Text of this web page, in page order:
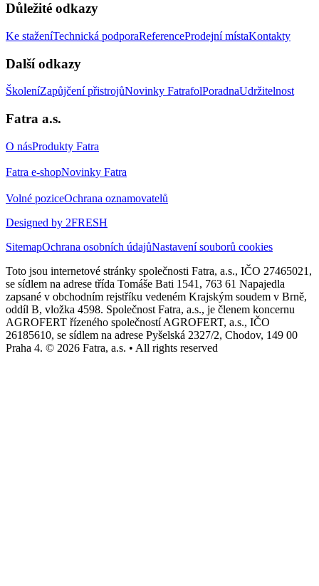
Důležité odkazy
Ke staženíTechnická podporaReferenceProdejní místaKontakty
Další odkazy
ŠkoleníZapůjčení přistrojůNovinky FatrafolPoradnaUdržitelnost
Fatra a.s.
O násProdukty Fatra
Fatra e-shopNovinky Fatra
Volné poziceOchrana oznamovatelů
Designed by 2FRESH
SitemapOchrana osobních údajůNastavení souborů cookies
Toto jsou internetové stránky společnosti Fatra, a.s., IČO 27465021,
se sídlem na adrese třída Tomáše Bati 1541, 763 61 Napajedla
zapsané v obchodním rejstříku vedeném Krajským soudem v Brně,
oddíl B, vložka 4598. Společnost Fatra, a.s., je členem koncernu
AGROFERT řízeného společností AGROFERT, a.s., IČO
26185610, se sídlem na adrese Pyšelská 2327/2, Chodov, 149 00
Praha 4. © 2026 Fatra, a.s. • All rights reserved